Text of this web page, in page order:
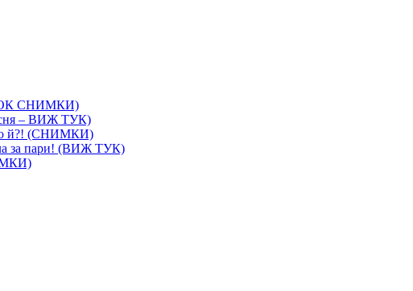
(ШОК СНИМКИ)
– ВИЖ ТУК)
й?! (СНИМКИ)
за пари! (ВИЖ ТУК)